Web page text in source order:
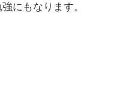
にもなります。